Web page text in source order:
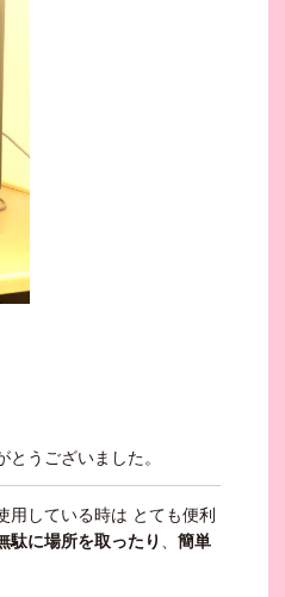
うございました。
用している時は とても便利
駄に場所を取ったり
簡単